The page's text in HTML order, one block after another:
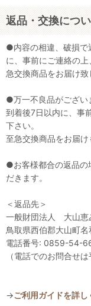
返品・交換につ
●内容の相違、破損で
に、事前にご連絡の
急交換商品をお届け致
●万一不良品がござい
到着後7日以内に、事
下さい。
至急交換商品をお届け
●お客様都合の返品の
だきます。
＜返品先＞
一般財団法人 大山
鳥取県西伯郡大山町
電話番号: 0859-54-
（電話でのお問合せ
→ご利用ガイドを詳し